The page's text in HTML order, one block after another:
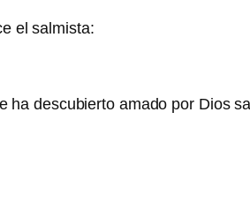
el salmista:
ha descubierto amado por Dios